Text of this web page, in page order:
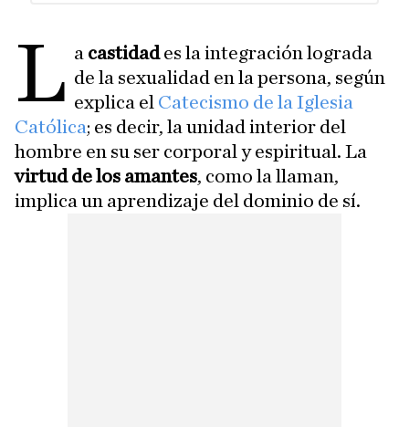
L a castidades la integración lograda
de la sexualidad en la persona, según
explica el Catecismo de la Iglesia
Católica; es decir, la unidad interior del
hombre en su ser corporal y espiritual. La
virtud de los amantes, como la llaman,
implica un aprendizaje del dominio de sí.